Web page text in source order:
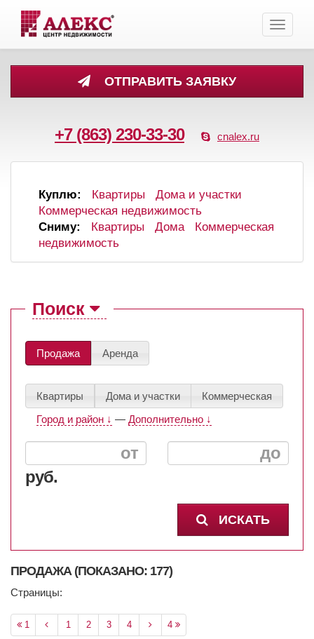
ОТПРАВИТЬ ЗАЯВКУ
+7 (863) 230-33-30 cnalex.ru
Toggle
Куплю: Квартиры
Дома и участки
Коммерческая недвижимость
Сниму:
Квартиры Дома
Коммерческая
недвижимость
Поиск
Продажа Аренда
Квартиры Дома и участки
Коммерческая
Город и район ↓ — Дополнительно ↓
руб.
ИСКАТЬ
ПРОДАЖА (ПОКАЗАНО: 177)
Страницы:
1 1 2 3 4 4